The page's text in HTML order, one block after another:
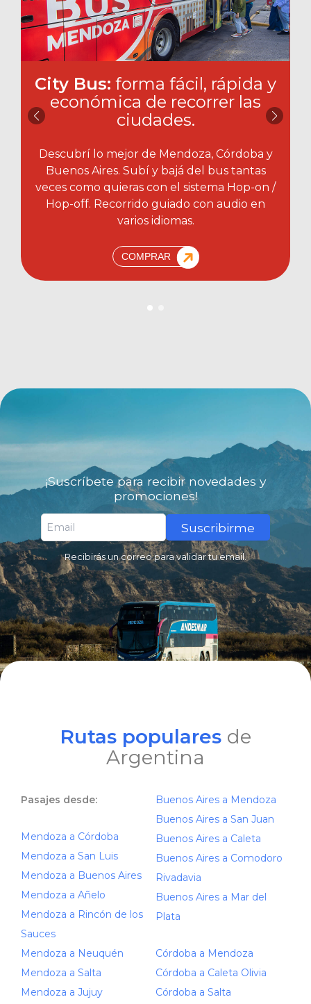
City Bus: forma fácil, rápida y
económica de recorrer las
ciudades.​
Descubrí lo mejor de Mendoza, Córdoba y
Buenos Aires. Subí y bajá del bus tantas
veces como quieras con el sistema Hop-on /
Hop-off. Recorrido guiado con audio en
varios idiomas.
COMPRAR
¡Suscríbete para recibir novedades y
promociones!
Suscribirme
Recibirás un correo para validar tu email.
Rutas populares de
Argentina
Pasajes desde:
Mendoza a Córdoba
Mendoza a San Luis
Mendoza a Buenos Aires
Mendoza a Añelo
Mendoza a Rincón de los
Sauces
Mendoza a Neuquén
Mendoza a Salta
Mendoza a Jujuy
Buenos Aires a Mendoza
Buenos Aires a San Juan
Buenos Aires a Caleta
Buenos Aires a Comodoro
Rivadavia
Buenos Aires a Mar del
Plata
Córdoba a Mendoza
Córdoba a Caleta Olivia
Córdoba a Salta